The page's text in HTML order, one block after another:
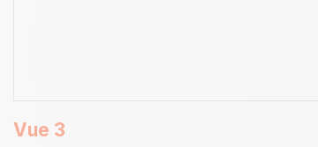
Vue 3